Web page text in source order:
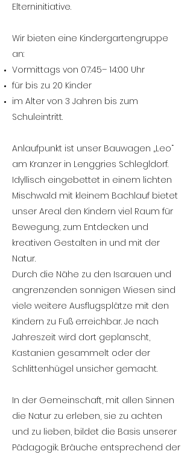
Elterninitiative.
Wir bieten eine Kindergartengruppe
an:
Vormittags von 07:45– 14:00 Uhr
für bis zu 20 Kinder
im Alter von 3 Jahren bis zum
Schuleintritt.
Anlaufpunkt ist unser Bauwagen „Leo“
am Kranzer in Lenggries Schlegldorf.
Idyllisch eingebettet in einem lichten
Mischwald mit kleinem Bachlauf bietet
unser Areal den Kindern viel Raum für
Bewegung, zum Entdecken und
kreativen Gestalten in und mit der
Natur.
Durch die Nähe zu den Isarauen und
angrenzenden sonnigen Wiesen sind
viele weitere Ausflugsplätze mit den
Kindern zu Fuß erreichbar. Je nach
Jahreszeit wird dort geplanscht,
Kastanien gesammelt oder der
Schlittenhügel unsicher gemacht.
In der Gemeinschaft, mit allen Sinnen
die Natur zu erleben, sie zu achten
und zu lieben, bildet die Basis unserer
Pädagogik. Bräuche entsprechend der